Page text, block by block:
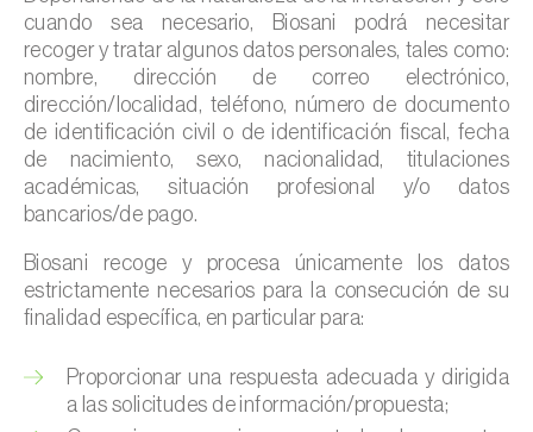
cuando sea necesario, Biosani podrá necesitar
recoger y tratar algunos datos personales, tales como:
nombre, dirección de correo electrónico,
dirección/localidad, teléfono, número de documento
de identificación civil o de identificación fiscal, fecha
de nacimiento, sexo, nacionalidad, titulaciones
académicas, situación profesional y/o datos
bancarios/de pago.
Biosani recoge y procesa únicamente los datos
estrictamente necesarios para la consecución de su
finalidad específica, en particular para:
Proporcionar una respuesta adecuada y dirigida
a las solicitudes de información/propuesta;